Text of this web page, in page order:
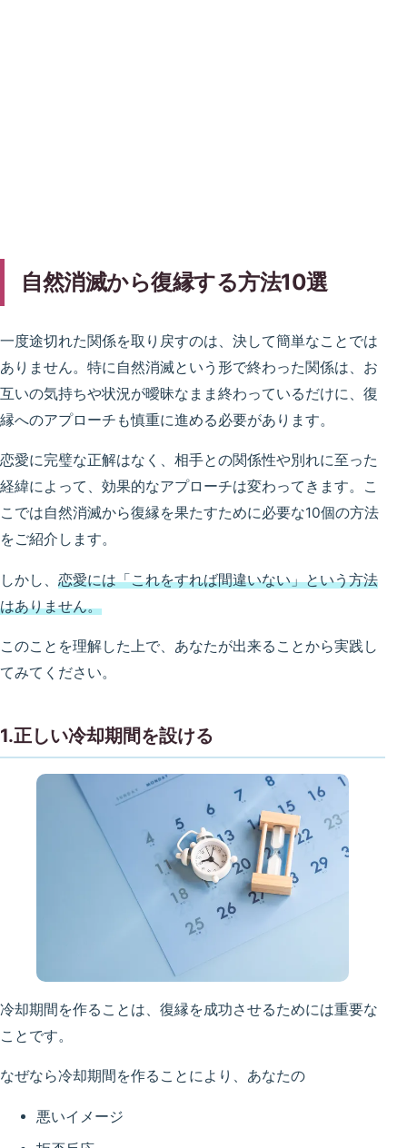
自然消滅から復縁する方法10選
一度途切れた関係を取り戻すのは、決して簡単なことでは
ありません。特に自然消滅という形で終わった関係は、お
互いの気持ちや状況が曖昧なまま終わっているだけに、復
縁へのアプローチも慎重に進める必要があります。
恋愛に完璧な正解はなく、相手との関係性や別れに至った
経緯によって、効果的なアプローチは変わってきます。こ
こでは自然消滅から復縁を果たすために必要な10個の方法
をご紹介します。
しかし、 恋愛には「これをすれば間違いない」という方法
はありません。
このことを理解した上で、あなたが出来ることから実践し
てみてください。
1.正しい冷却期間を設ける
冷却期間を作ることは、復縁を成功させるためには重要な
ことです。
なぜなら冷却期間を作ることにより、あなたの
悪いイメージ